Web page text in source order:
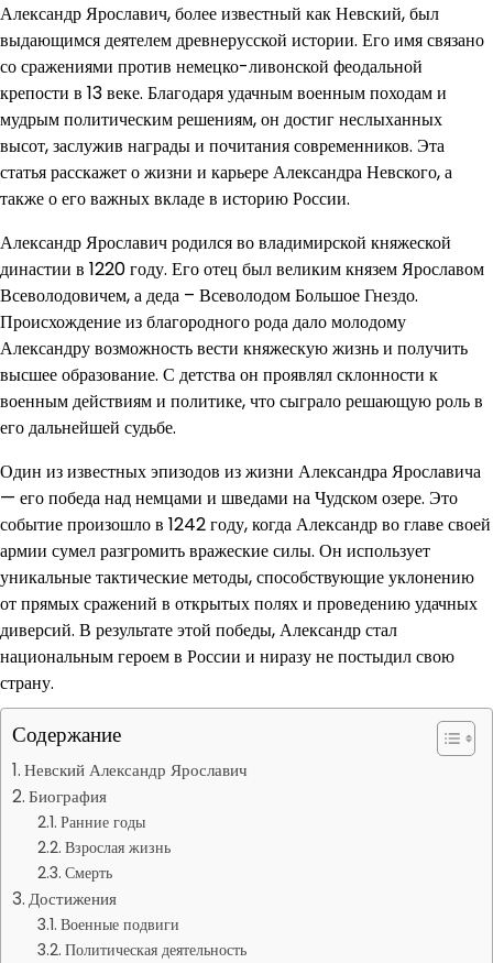
Александр Ярославич, более известный как Невский, был
выдающимся деятелем древнерусской истории. Его имя связано
со сражениями против немецко-ливонской феодальной
крепости в 13 веке. Благодаря удачным военным походам и
мудрым политическим решениям, он достиг неслыханных
высот, заслужив награды и почитания современников. Эта
статья расскажет о жизни и карьере Александра Невского, а
также о его важных вкладе в историю России.
Александр Ярославич родился во владимирской княжеской
династии в 1220 году. Его отец был великим князем Ярославом
Всеволодовичем, а деда – Всеволодом Большое Гнездо.
Происхождение из благородного рода дало молодому
Александру возможность вести княжескую жизнь и получить
высшее образование. С детства он проявлял склонности к
военным действиям и политике, что сыграло решающую роль в
его дальнейшей судьбе.
Один из известных эпизодов из жизни Александра Ярославича
— его победа над немцами и шведами на Чудском озере. Это
событие произошло в 1242 году, когда Александр во главе своей
армии сумел разгромить вражеские силы. Он использует
уникальные тактические методы, способствующие уклонению
от прямых сражений в открытых полях и проведению удачных
диверсий. В результате этой победы, Александр стал
национальным героем в России и ниразу не постыдил свою
страну.
Содержание
Невский Александр Ярославич
Биография
Ранние годы
Взрослая жизнь
Смерть
Достижения
Военные подвиги
Политическая деятельность